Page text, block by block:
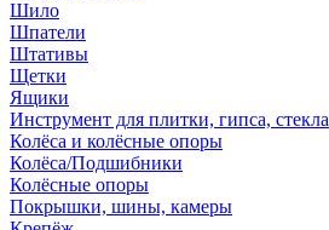
Шило
Шпатели
Штативы
Щетки
Ящики
Инструмент для плитки, гипса, стекла
Колёса и колёсные опоры
Колёса/Подшибники
Колёсные опоры
Покрышки, шины, камеры